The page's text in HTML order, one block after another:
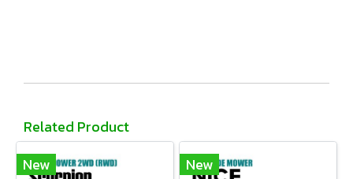
Related Product
New
New